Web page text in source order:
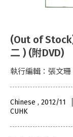
(Out of
二 ) (附DVD)
執行編輯：張文
Chinese , 2012/11
CUHK